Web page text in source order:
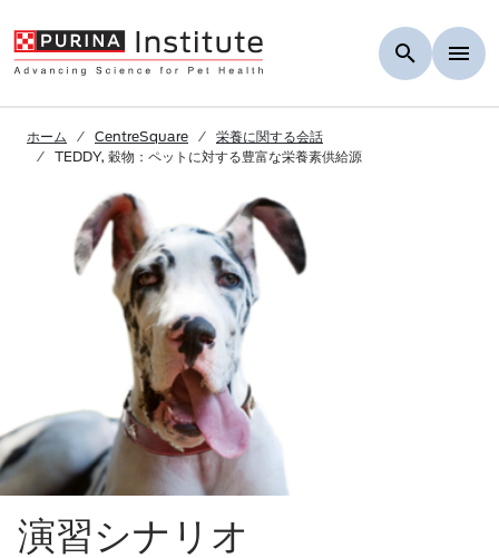
ホーム CentreSquare
栄養に関する会話
TEDDY, 穀物：ペットに対する豊富な栄養素供給源
演習シナリオ